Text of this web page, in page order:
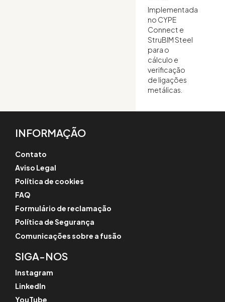
Implementada
no CYPE
Connect e
StruBIM Steel
para o
cálculo e
verificação
de ligações
metálicas.
INFORMAÇÃO
Contato
Aviso Legal
Política de cookies
FAQ
Formulário de reclamação
Política de Segurança
Comunicações sobre a fusão
SIGA-NOS
Instagram
LinkedIn
YouTube